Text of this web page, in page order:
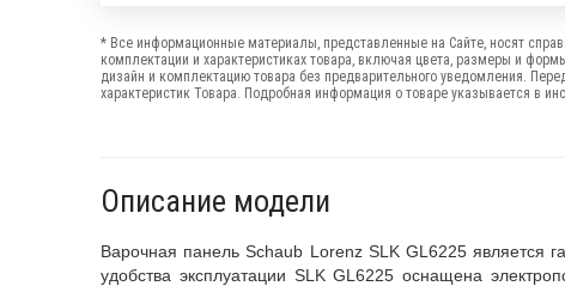
* Все информационные материалы, представленные на Сайте, носят
комплектации и характеристиках товара, включая цвета, размеры и
дизайн и комплектацию товара без предварительного уведомления.
характеристик Товара. Подробная информация о товаре указывается в
Описание модели
Варочная панель Schaub Lorenz SLK GL6225
удобства эксплуатации SLK GL6225 оснащена